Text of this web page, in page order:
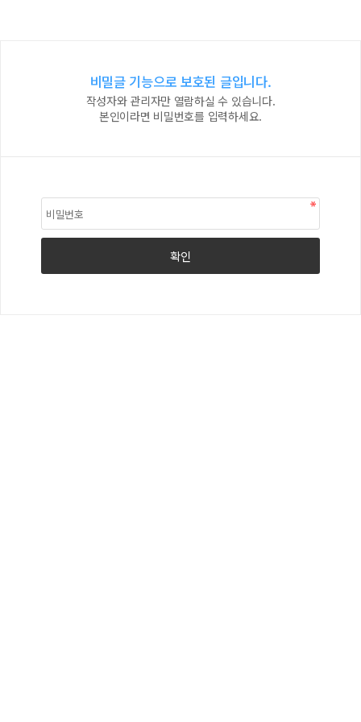
비밀글 기능으로 보호된 글입니다.
작성자와 관리자만 열람하실 수 있습니다.
본인이라면 비밀번호를 입력하세요.